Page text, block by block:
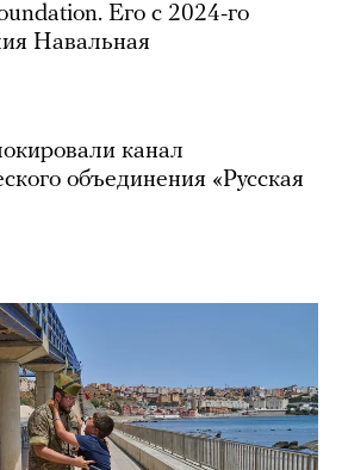
Его с 2024-го
Навальная
канал
объединения «Русская